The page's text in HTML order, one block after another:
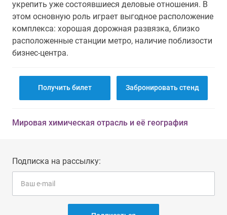
укрепить уже состоявшиеся деловые отношения. В
этом основную роль играет выгодное расположение
комплекса: хорошая дорожная развязка, близко
расположенные станции метро, наличие поблизости
бизнес-центра.
Получить билет Забронировать стенд
Мировая химическая отрасль и её география
Подписка на рассылку: